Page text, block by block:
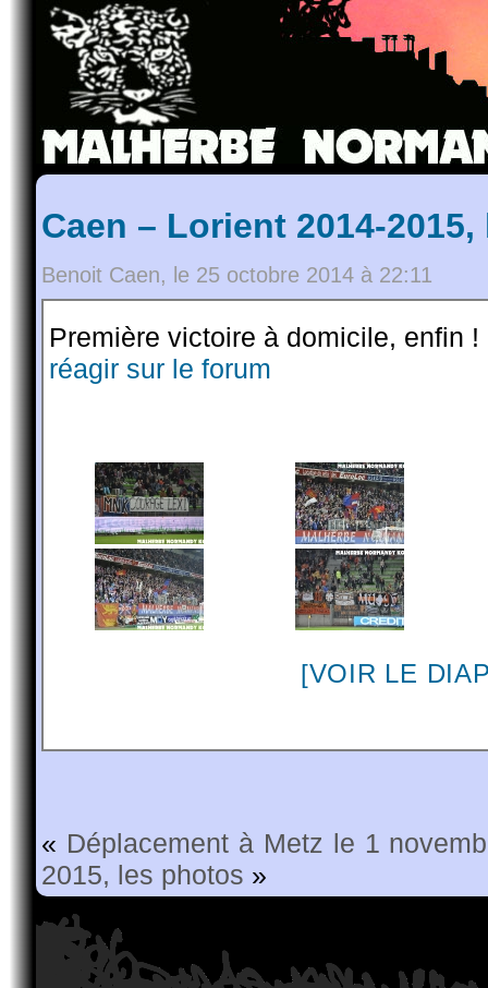
Caen – Lorient 2014-
Benoit Caen, le 25 octobre 2014 à 22:11
Première victoire à domicile, enfin !
réagir sur le forum
[VOIR LE
« Déplacement à Metz le 1
2015, les photos »